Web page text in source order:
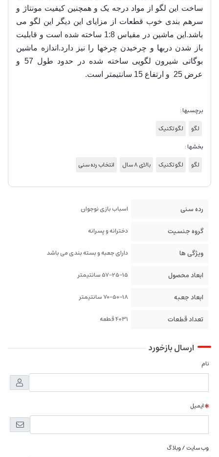
ساخت این لگو از مواد درجه یک و همچنین کیفیت مونتاژ و
سرهم بندی خوب قطعات از مزایای این دیگر این لگو می
باشد.این ماشین در مقیاس 1:8 ساخته شده است و قابلیت
باز شدن دربها و چرخیدن چرخها را نیز دارد.اندازه ماشین
بوگاتی شیرون لگویی ساخته شده در حدود طول 57 و
عرض 25 و ارتفاع 15 سانتیمتر است.
برچسبها :
لگو
لگو تکنیک
بخشها :
لگو
لگو تکنیک بالای 8 سال انتخاب رده سنی
رده سنی اسباب بازی نوجوان
گروه جنسیت دخترانه و پسرانه
ویژگی ها دارای جعبه و بسته بندی می باشد
ابعاد محصول 57-25-15 سانتیمتر
ابعاد جعبه 70-50-18 سانتیمتر
تعداد قطعات 4031 قطعه
ارسال بازخورد
نام
ایمیل
وب سایت / وبلاگ